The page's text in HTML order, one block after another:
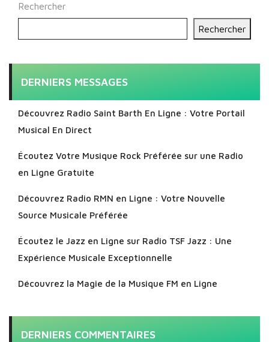
Rechercher
Rechercher
DERNIERS MESSAGES
Découvrez Radio Saint Barth En Ligne : Votre Portail
Musical En Direct
Écoutez Votre Musique Rock Préférée sur une Radio
en Ligne Gratuite
Découvrez Radio RMN en Ligne : Votre Nouvelle
Source Musicale Préférée
Écoutez le Jazz en Ligne sur Radio TSF Jazz : Une
Expérience Musicale Exceptionnelle
Découvrez la Magie de la Musique FM en Ligne
DERNIERS COMMENTAIRES